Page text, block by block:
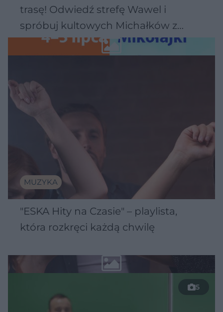
trasę! Odwiedź strefę Wawel i
spróbuj kultowych Michałków z
Wawelu
MUZYKA
"ESKA Hity na Czasie" – playlista,
która rozkręci każdą chwilę
5